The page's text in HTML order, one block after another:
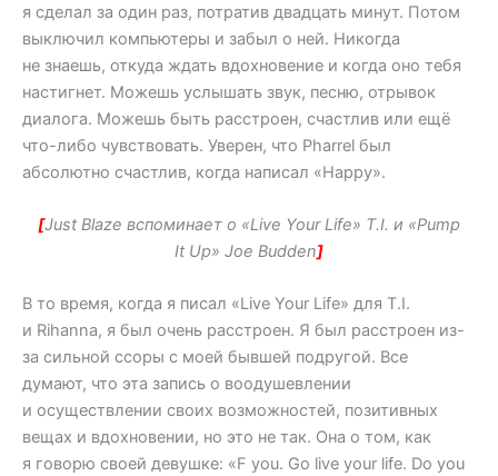
я сделал за один раз, потратив двадцать минут. Потом
выключил компьютеры и забыл о ней. Никогда
не знаешь, откуда ждать вдохновение и когда оно тебя
настигнет. Можешь услышать звук, песню, отрывок
диалога. Можешь быть расстроен, счастлив или ещё
что-либо чувствовать. Уверен, что Pharrel был
абсолютно счастлив, когда написал «Happy».
[Just Blaze вспоминает о «Live Your Life» T.I. и «Pump
It Up» Joe Budden]
В то время, когда я писал «Live Your Life» для T.I.
и Rihanna, я был очень расстроен. Я был расстроен из-
за сильной ссоры с моей бывшей подругой. Все
думают, что эта запись о воодушевлении
и осуществлении своих возможностей, позитивных
вещах и вдохновении, но это не так. Она о том, как
я говорю своей девушке: «F you. Go live your life. Do you